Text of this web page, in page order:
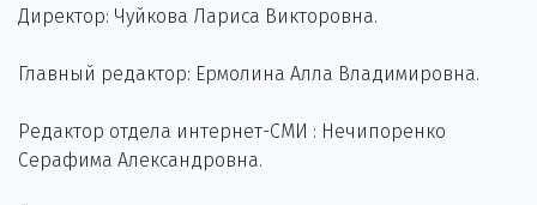
Директор: Чуйкова Лариса Викторовна.
Главный редактор: Ермолина Алла Владимировна.
Редактор отдела интернет-СМИ : Нечипоренко
Серафима Александровна.